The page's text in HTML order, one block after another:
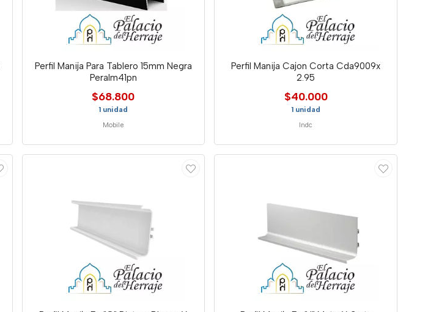
Perfil Manija Para Tablero 15mm Negra
Peralm41pn
$68.800
1 unidad
Mobile
Perfil Manija Cajon Corta Cda9009x
2.95
$40.000
1 unidad
Indc